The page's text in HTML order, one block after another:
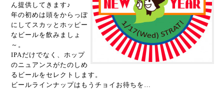
ん提供してきます♪
年の初めは頭をからっぽ
にしてスカッとホッピー
なビールを飲みましょ
～。
IPAだけでなく、ホップ
のニュアンスがたのしめ
るビールをセレクトします。
ビールラインナップはもうチョイお待ちを…